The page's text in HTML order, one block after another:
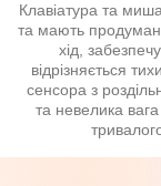
Клавіатура та
та мають
хід,
відрізняється
сенсора з
та невелика